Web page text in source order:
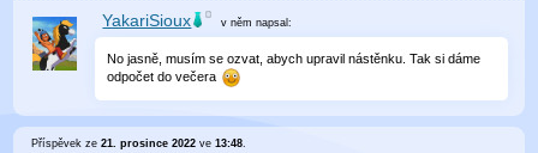
YakariSioux v němnapsal:
No jasně, musím se ozvat, abych upravil nástěnku. Tak si dáme
odpočet do večera
Příspěvek ze21. prosince 2022 ve13:48.